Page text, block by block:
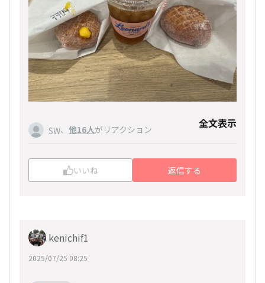
SW、 他16人がリアクション 全文表示
いいね 返信する
kenichif1
2025/07/25 08:25